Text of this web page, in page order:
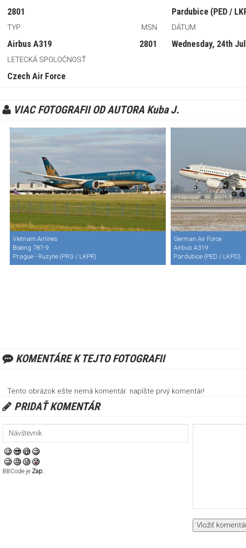
2801
TYP MSN
Airbus A319 2801
LETECKÁ SPOLOČNOSŤ
Czech Air Force
Pardubice (PED /
DÁTUM
Wednesday, 24th
VIAC FOTOGRAFII OD AUTORA Kuba J.
Vietnam Airlines
Boeing 787-9
Prague - Ruzyne (PRG / LKPR)
German Air Force
Airbus A319
Pardubice (PED / LKPD)
KOMENTÁRE K TEJTO FOTOGRAFII
Tento obrázok ešte nemá komentár. napíšte prvý komentár!
PRIDAŤ KOMENTÁR
BBCode je Zap.